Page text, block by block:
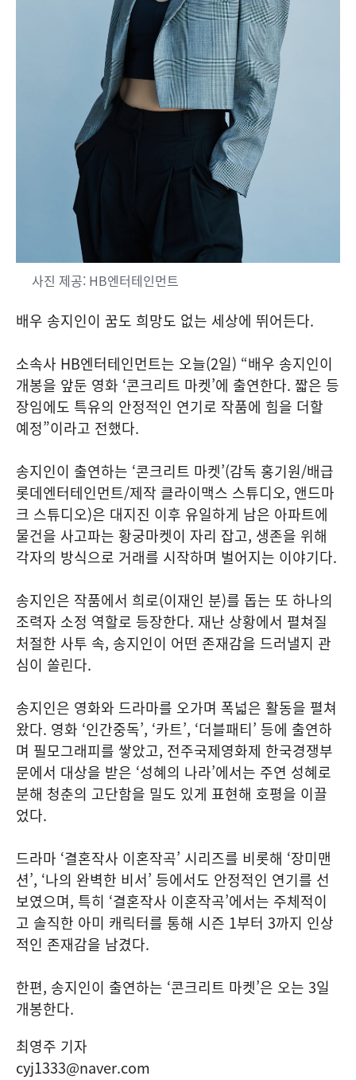
사진 제공: HB엔터테인먼트
배우 송지인이 꿈도 희망도 없는 세상에 뛰어든다.
소속사 HB엔터테인먼트는 오늘(2일) “배우 송지인이
개봉을 앞둔 영화 ‘콘크리트 마켓’에 출연한다. 짧은 등
장임에도 특유의 안정적인 연기로 작품에 힘을 더할
예정”이라고 전했다.
송지인이 출연하는 ‘콘크리트 마켓’(감독 홍기원/배급
롯데엔터테인먼트/제작 클라이맥스 스튜디오, 앤드마
크 스튜디오)은 대지진 이후 유일하게 남은 아파트에
물건을 사고파는 황궁마켓이 자리 잡고, 생존을 위해
각자의 방식으로 거래를 시작하며 벌어지는 이야기다.
송지인은 작품에서 희로(이재인 분)를 돕는 또 하나의
조력자 소정 역할로 등장한다. 재난 상황에서 펼쳐질
처절한 사투 속, 송지인이 어떤 존재감을 드러낼지 관
심이 쏠린다.
송지인은 영화와 드라마를 오가며 폭넓은 활동을 펼쳐
왔다. 영화 ‘인간중독’, ‘카트’, ‘더블패티’ 등에 출연하
며 필모그래피를 쌓았고, 전주국제영화제 한국경쟁부
문에서 대상을 받은 ‘성혜의 나라’에서는 주연 성혜로
분해 청춘의 고단함을 밀도 있게 표현해 호평을 이끌
었다.
드라마 ‘결혼작사 이혼작곡’ 시리즈를 비롯해 ‘장미맨
션’, ‘나의 완벽한 비서’ 등에서도 안정적인 연기를 선
보였으며, 특히 ‘결혼작사 이혼작곡’에서는 주체적이
고 솔직한 아미 캐릭터를 통해 시즌 1부터 3까지 인상
적인 존재감을 남겼다.
한편, 송지인이 출연하는 ‘콘크리트 마켓’은 오는 3일
개봉한다.
최영주 기자
cyj1333@naver.com